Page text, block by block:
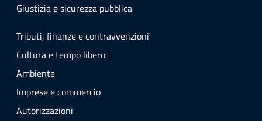
Giustizia e sicurezza pubblica
Tributi, finanze e contravvenzioni
Cultura e tempo libero
Ambiente
Imprese e commercio
Autorizzazioni